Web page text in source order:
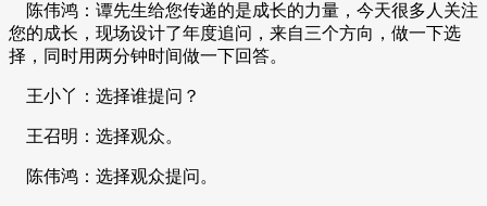
陈伟鸿：谭先生给您传递的是成长的力量，今天很多人关注
您的成长，现场设计了年度追问，来自三个方向，做一下选
择，同时用两分钟时间做一下回答。
王小丫：选择谁提问？
王召明：选择观众。
陈伟鸿：选择观众提问。